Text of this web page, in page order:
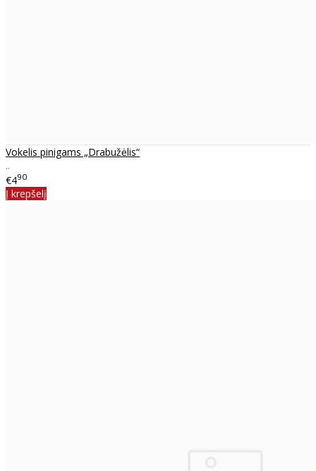
Vokelis pinigams „Drabužėlis“
..
€490
Į krepšelį